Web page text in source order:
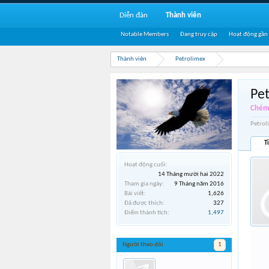
Thành viên Petrolimex
Hoạt động cuối:
14 Tháng mười hai 2022
Tham gia ngày:
9 Tháng năm 2016
Bài viết:
1,626
Đã được thích:
327
Điểm thành tích:
1,497
Người theo dõi 1
Diễn đàn Thành viên
Notable Members Đang truy cập Hoạt động gần